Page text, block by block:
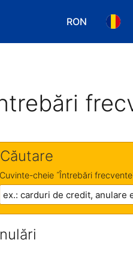
RON
Alegeţi
Căutare
Cuvinte-cheie ˝Întrebări